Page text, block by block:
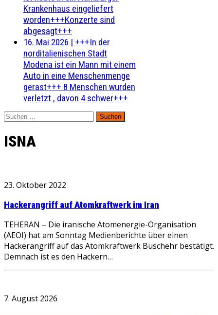
Krankenhaus eingeliefert
worden+++Konzerte sind
abgesagt+++
16. Mai 2026 | +++In der
norditalienischen Stadt
Modena ist ein Mann mit einem
Auto in eine Menschenmenge
gerast+++ 8 Menschen wurden
verletzt , davon 4 schwer+++
Suchen
nach:
ISNA
23. Oktober 2022
Hackerangriff auf Atomkraftwerk im Iran
TEHERAN – Die iranische Atomenergie-Organisation
(AEOI) hat am Sonntag Medienberichte über einen
Hackerangriff auf das Atomkraftwerk Buschehr bestätigt.
Demnach ist es den Hackern…
7. August 2026